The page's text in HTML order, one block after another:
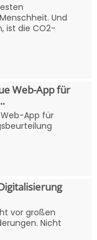
Und
ist die CO2-
Web-App für
App für
vor großen
Nicht